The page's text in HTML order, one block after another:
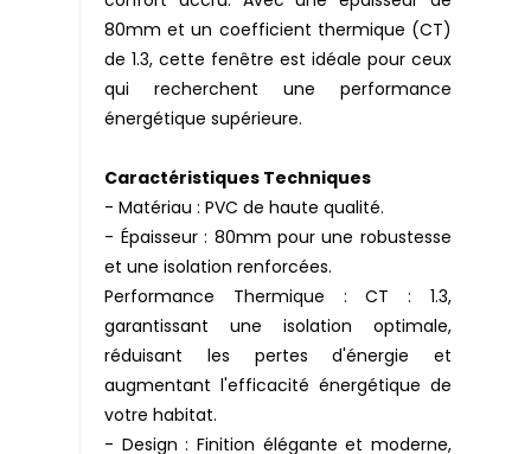
80mm et un coefficient thermique (CT)
de 1.3, cette fenêtre est idéale pour ceux
qui recherchent une performance
énergétique supérieure.
Caractéristiques Techniques
- Matériau : PVC de haute qualité.
- Épaisseur : 80mm pour une robustesse
et une isolation renforcées.
Performance Thermique : CT : 1.3,
garantissant une isolation optimale,
réduisant les pertes d'énergie et
augmentant l'efficacité énergétique de
votre habitat.
- Design : Finition élégante et moderne,